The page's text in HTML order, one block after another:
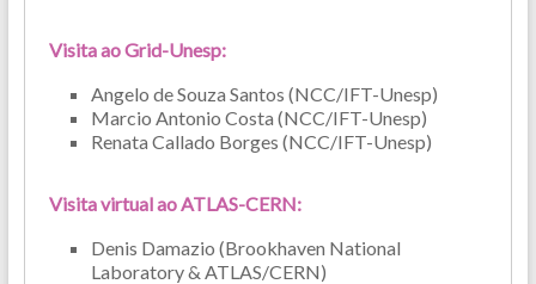
Visita ao Grid-Unesp:
Angelo de Souza Santos (NCC/IFT-Unesp)
Marcio Antonio Costa (NCC/IFT-Unesp)
Renata Callado Borges (NCC/IFT-Unesp)
Visita virtual ao ATLAS-CERN:
Denis Damazio (Brookhaven National
Laboratory & ATLAS/CERN)